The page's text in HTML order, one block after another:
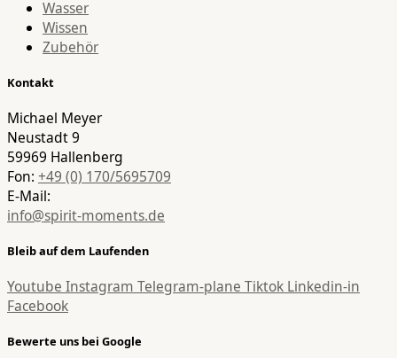
Wasser
Wissen
Zubehör
Kontakt
Michael Meyer
Neustadt 9
59969 Hallenberg
Fon: +49 (0) 170/5695709
E-Mail:
info@spirit-moments.de
Bleib auf dem Laufenden
Youtube Instagram Telegram-plane Tiktok Linkedin-in
Facebook
Bewerte uns bei Google